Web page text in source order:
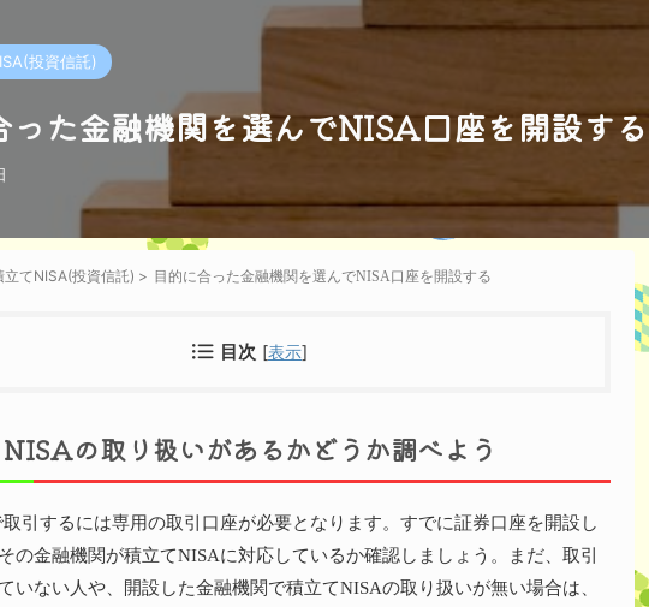
投資信託)
った金融機関を選んでNISA口座を開設する
立てNISA(投資信託) > 目的に合った金融機関を選んでNISA口座を開設する
目次 [表示]
NISAの取り扱いがあるかどうか調べよう
引するには専用の取引口座が必要となります。すでに証券口座を開設し
の金融機関が積立てNISAに対応しているか確認しましょう。まだ、取引
いない人や、開設した金融機関で積立てNISAの取り扱いが無い場合は、